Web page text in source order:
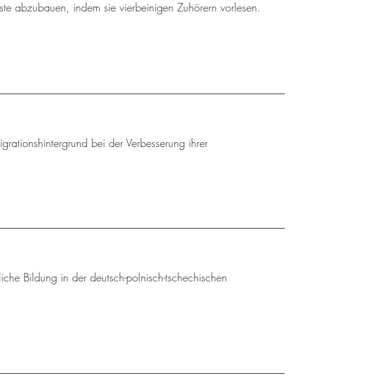
abzubauen, indem sie vierbeinigen Zuhörern vorlesen.
bei der Verbesserung ihrer
Bildung in der deutsch-polnisch-tschechischen